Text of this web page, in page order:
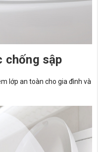
chống sập
lớp an toàn cho gia đình và